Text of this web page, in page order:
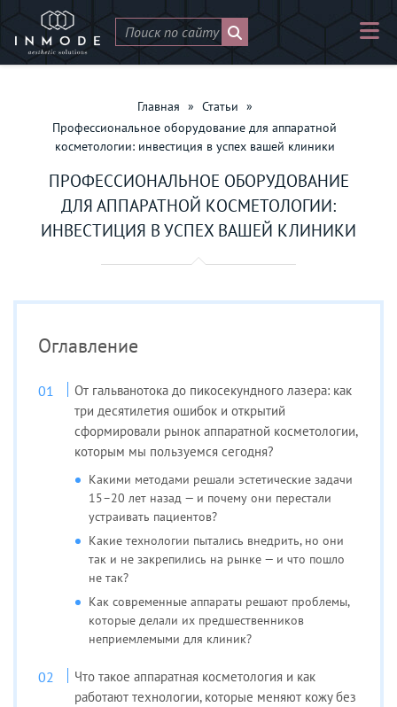
Главная » Статьи »
Профессиональное оборудование для аппаратной
косметологии: инвестиция в успех вашей клиники
ПРОФЕССИОНАЛЬНОЕ ОБОРУДОВАНИЕ
ДЛЯ АППАРАТНОЙ КОСМЕТОЛОГИИ:
ИНВЕСТИЦИЯ В УСПЕХ ВАШЕЙ КЛИНИКИ
Оглавление
От гальванотока до пикосекундного лазера: как
три десятилетия ошибок и открытий
сформировали рынок аппаратной косметологии,
которым мы пользуемся сегодня?
Какими методами решали эстетические задачи
15–20 лет назад — и почему они перестали
устраивать пациентов?
Какие технологии пытались внедрить, но они
так и не закрепились на рынке — и что пошло
не так?
Как современные аппараты решают проблемы,
которые делали их предшественников
неприемлемыми для клиник?
Что такое аппаратная косметология и как
работают технологии, которые меняют кожу без